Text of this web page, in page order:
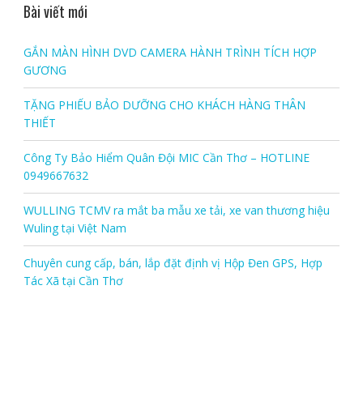
Bài viết mới
GẮN MÀN HÌNH DVD CAMERA HÀNH TRÌNH TÍCH HỢP
GƯƠNG
TẶNG PHIẾU BẢO DƯỠNG CHO KHÁCH HÀNG THÂN
THIẾT
Công Ty Bảo Hiểm Quân Đội MIC Cần Thơ – HOTLINE
0949667632
WULLING TCMV ra mắt ba mẫu xe tải, xe van thương hiệu
Wuling tại Việt Nam
Chuyên cung cấp, bán, lắp đặt định vị Hộp Đen GPS, Hợp
Tác Xã tại Cần Thơ